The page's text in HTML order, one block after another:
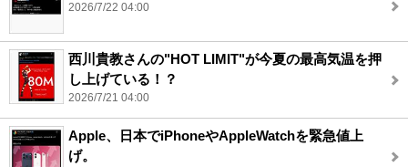
2026/7/22 04:00
西川貴教さんの"HOT LIMIT"が今夏の最高気温を押
し上げている！？
2026/7/21 04:00
Apple、日本でiPhoneやAppleWatchを緊急値上
げ。